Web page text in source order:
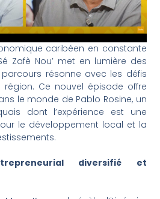
caribéen en constante
Zafè Nou’ met en lumière des
résonne avec les défis
Ce nouvel épisode offre
le monde de Pablo Rosine, un
dont l’expérience est une
le développement local et la
diversifié et